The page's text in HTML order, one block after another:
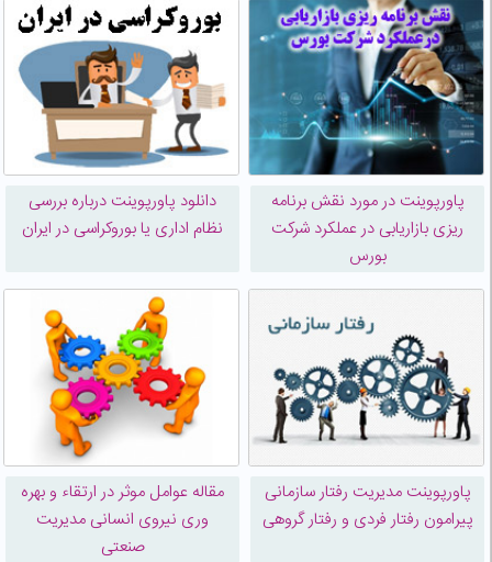
پاورپوینت در مورد نقش برنامه
ریزی بازاریابی در عملکرد شرکت
بورس
دانلود پاورپوینت درباره بررسی
نظام اداری یا بوروکراسی در ایران
پاورپوینت مدیریت رفتار سازمانی
پیرامون رفتار فردی و رفتار گروهی
مقاله عوامل موثر در ارتقاء و بهره
وری نیروی انسانی مدیریت
صنعتی